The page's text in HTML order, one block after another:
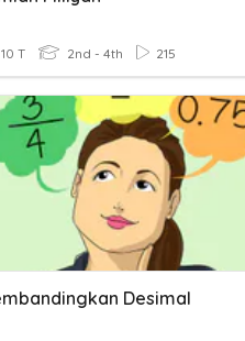
10 T 2nd - 4th 215
Desimal